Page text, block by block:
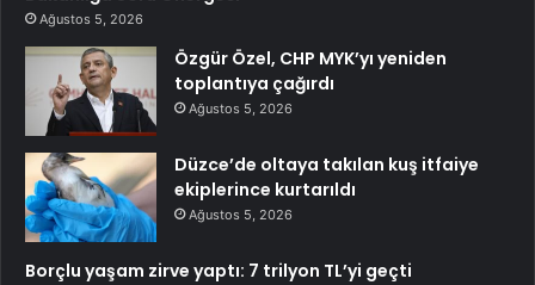
Ağustos 5, 2026
Özgür Özel, CHP MYK’yı yeniden
toplantıya çağırdı
Ağustos 5, 2026
Düzce’de oltaya takılan kuş itfaiye
ekiplerince kurtarıldı
Ağustos 5, 2026
Borçlu yaşam zirve yaptı: 7 trilyon TL’yi geçti